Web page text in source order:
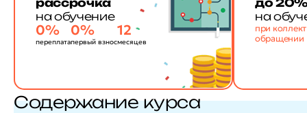
рассрочка
на обучение
0%
переплата
0%
первый взнос
12
месяцев
до
на
при
обращении
Содержание курса